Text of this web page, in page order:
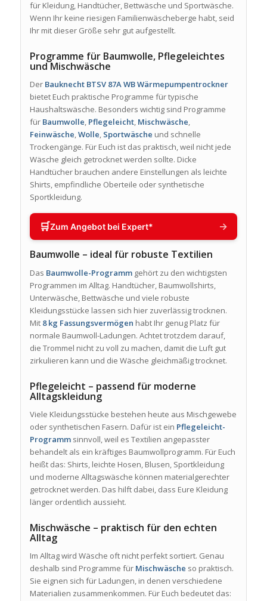
für Kleidung, Handtücher, Bettwäsche und Sportwäsche.
Wenn Ihr keine riesigen Familienwäscheberge habt, seid
Ihr mit dieser Größe sehr gut aufgestellt.
Programme für Baumwolle, Pflegeleichtes
und Mischwäsche
Der Bauknecht BTSV 87A WB Wärmepumpentrockner
bietet Euch praktische Programme für typische
Haushaltswäsche. Besonders wichtig sind Programme
für Baumwolle, Pflegeleicht, Mischwäsche,
Feinwäsche,Wolle, Sportwäsche und schnelle
Trockengänge. Für Euch ist das praktisch, weil nicht jede
Wäsche gleich getrocknet werden sollte. Dicke
Handtücher brauchen andere Einstellungen als leichte
Shirts, empfindliche Oberteile oder synthetische
Sportkleidung.
🛒Zum Angebot bei Expert* →
Baumwolle – ideal für robuste Textilien
Das Baumwolle-Programmgehört zu den wichtigsten
Programmen im Alltag. Handtücher, Baumwollshirts,
Unterwäsche, Bettwäsche und viele robuste
Kleidungsstücke lassen sich hier zuverlässig trocknen.
Mit 8 kg Fassungsvermögen habt Ihr genug Platz für
normale Baumwoll-Ladungen. Achtet trotzdem darauf,
die Trommel nicht zu voll zu machen, damit die Luft gut
zirkulieren kann und die Wäsche gleichmäßig trocknet.
Pflegeleicht – passend für moderne
Alltagskleidung
Viele Kleidungsstücke bestehen heute aus Mischgewebe
oder synthetischen Fasern. Dafür ist ein Pflegeleicht-
Programmsinnvoll, weil es Textilien angepasster
behandelt als ein kräftiges Baumwollprogramm. Für Euch
heißt das: Shirts, leichte Hosen, Blusen, Sportkleidung
und moderne Alltagswäsche können materialgerechter
getrocknet werden. Das hilft dabei, dass Eure Kleidung
länger ordentlich aussieht.
Mischwäsche – praktisch für den echten
Alltag
Im Alltag wird Wäsche oft nicht perfekt sortiert. Genau
deshalb sind Programme für Mischwäsche so praktisch.
Sie eignen sich für Ladungen, in denen verschiedene
Materialien zusammenkommen. Für Euch bedeutet das: